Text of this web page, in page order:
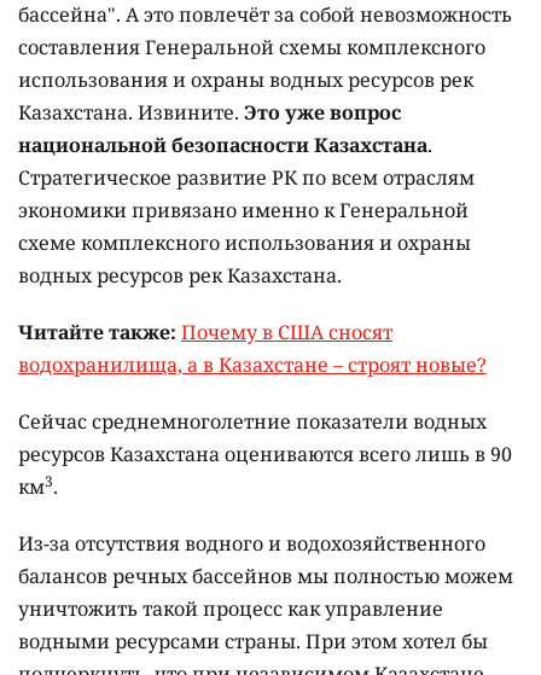
бассейна". А это повлечёт за собой невозможность
составления Генеральной схемы комплексного
использования и охраны водных ресурсов рек
Казахстана. Извините. Это уже вопрос
национальной безопасности Казахстана.
Стратегическое развитие РК по всем отраслям
экономики привязано именно к Генеральной
схеме комплексного использования и охраны
водных ресурсов рек Казахстана.
Читайте также: Почему в США сносят
водохранилища, а в Казахстане – строят новые?
Сейчас среднемноголетние показатели водных
ресурсов Казахстана оцениваются всего лишь в 90
км3.
Из-за отсутствия водного и водохозяйственного
балансов речных бассейнов мы полностью можем
уничтожить такой процесс как управление
водными ресурсами страны. При этом хотел бы